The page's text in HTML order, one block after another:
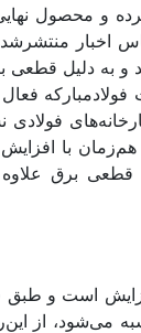
و محصول
اخبار
دلیل قطعی
با
قطعی برق
است و
محاسبه می‌شود، از